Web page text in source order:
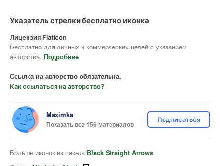
Указатель стрелки бесплатно иконка
Лицензия Flaticon
Бесплатно для личных и коммерческих целей с указанием
авторства. Подробнее
Ссылка на авторство обязательна.
Как ссылаться на авторство?
Maximka
Показать все 156 материалов
Подписаться
Больше иконок из пакета Black Straight Arrows